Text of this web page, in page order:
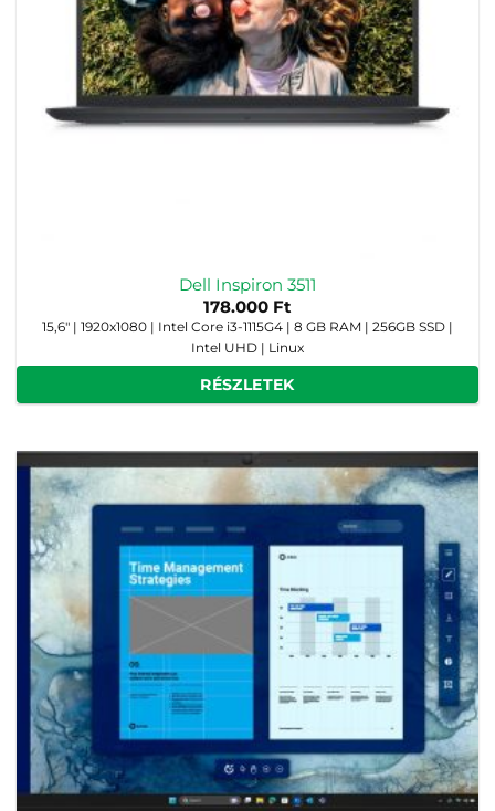
Dell Inspiron 3511
178.000 Ft
15,6" | 1920x1080 | Intel Core i3-1115G4 | 8 GB RAM | 256GB SSD |
Intel UHD | Linux
RÉSZLETEK